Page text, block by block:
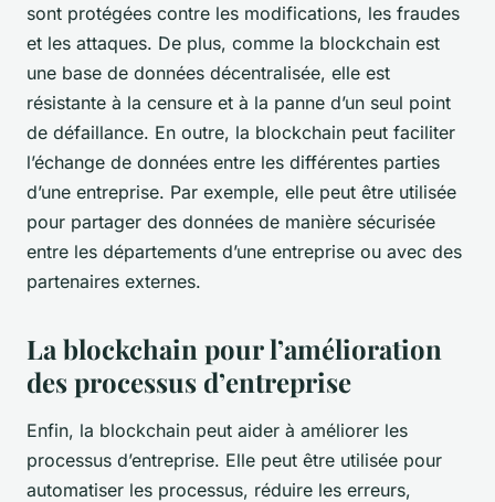
sont protégées contre les modifications, les fraudes
et les attaques. De plus, comme la blockchain est
une base de données décentralisée, elle est
résistante à la censure et à la panne d’un seul point
de défaillance. En outre, la blockchain peut faciliter
l’échange de données entre les différentes parties
d’une entreprise. Par exemple, elle peut être utilisée
pour partager des données de manière sécurisée
entre les départements d’une entreprise ou avec des
partenaires externes.
La blockchain pour l’amélioration
des processus d’entreprise
Enfin, la blockchain peut aider à améliorer les
processus d’entreprise. Elle peut être utilisée pour
automatiser les processus, réduire les erreurs,